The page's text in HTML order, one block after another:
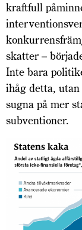
kraftfull
skatter –
Inte bara
ihåg detta,
sugna på mer
subventioner.